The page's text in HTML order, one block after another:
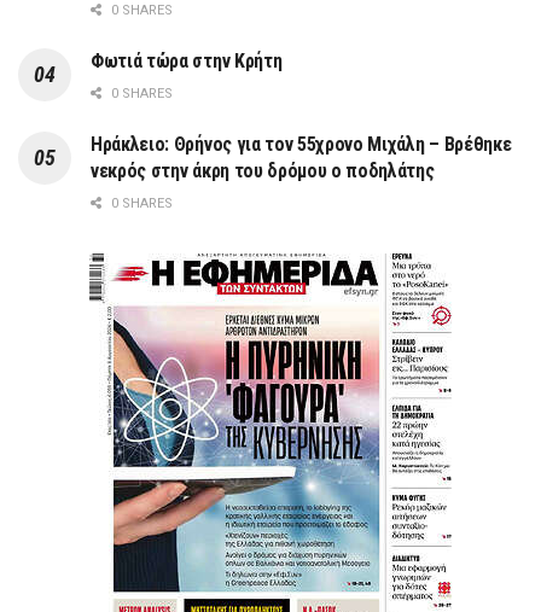
0 SHARES
Φωτιά τώρα στην Κρήτη
0 SHARES
Ηράκλειο: Θρήνος για τον 55χρονο Μιχάλη – Βρέθηκε
νεκρός στην άκρη του δρόμου ο ποδηλάτης
0 SHARES